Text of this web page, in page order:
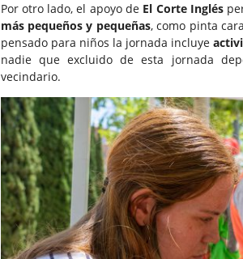
Por otro lado, el apoyo de El Corte Inglés
más pequeños y pequeñas, como pinta
pensado para niños la jornada incluye
nadie que excluido de esta jornada
vecindario.